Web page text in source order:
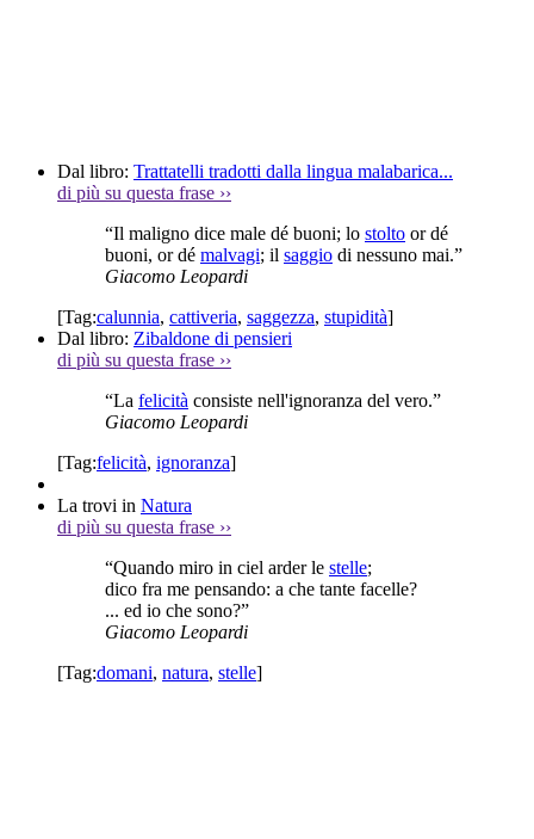
Dal libro: Trattatelli tradotti dalla lingua malabarica...
di più su questa frase ››
“Il maligno dice male dé buoni; lo stolto or dé
buoni, or dé malvagi; il saggio di nessuno mai.”
Giacomo Leopardi
[Tag:calunnia, cattiveria, saggezza, stupidità]
Dal libro: Zibaldone di pensieri
di più su questa frase ››
“La felicità consiste nell'ignoranza del vero.”
Giacomo Leopardi
[Tag:felicità, ignoranza]
La trovi in Natura
di più su questa frase ››
“Quando miro in ciel arder le stelle;
dico fra me pensando: a che tante facelle?
... ed io che sono?”
Giacomo Leopardi
[Tag:domani, natura, stelle]